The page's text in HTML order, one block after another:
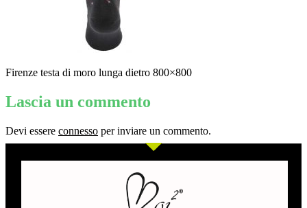
Firenze testa di moro lunga dietro 800×800
Lascia un commento
Devi essere connesso per inviare un commento.